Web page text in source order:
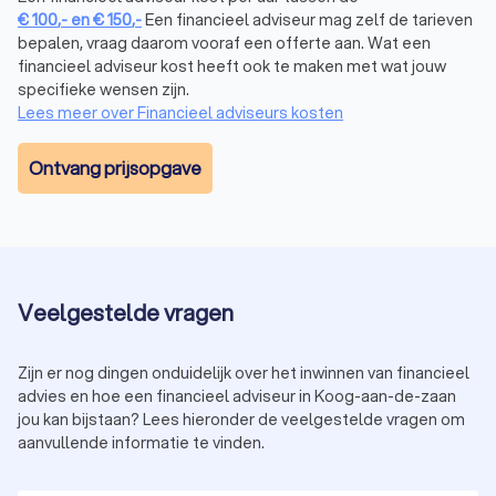
je toekomstplannen. Professioneelhypotheekadvies zorgt
ervoor dat je niet alleen nu, maar ook in de toekomst
comfortabel kunt wonen.
Financieel adviseur beleggen in Koog aan de
Zaan
Wil je vermogen opbouwen door te beleggen, maar weet je
Je doelen: beleg je voor de korte of lange termijn?
Je huidige financiële situatie en hoeveel je kunt missen.
beleggingsproducten, zoals aandelen, obligaties of fondsen,
en zorgt dat je een evenwichtige portefeuille opbouwt. Neem
vandaag nog contact op met eenbeleggingsadviseurin Koog
aan de Zaan en begin met het opbouwen van je financiële
€100,- en€150,-Een financieel adviseur mag zelf de tarieven
bepalen, vraag daarom vooraf een offerte aan. Wat een
financieel adviseur kost heeft ook te maken met wat jouw
specifieke wensen zijn.
Lees meer over Financieel adviseurs kosten
Ontvang prijsopgave
Veelgestelde vragen
Zijn er nog dingen onduidelijk over het inwinnen van financieel
advies en hoe een financieel adviseur in Koog-aan-de-zaan
jou kan bijstaan? Lees hieronder de veelgestelde vragen om
aanvullende informatie te vinden.